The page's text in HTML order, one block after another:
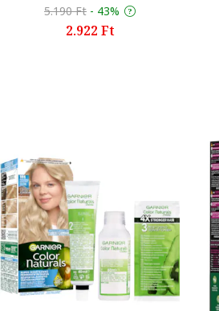
5.190 Ft - 43%
2.922 Ft